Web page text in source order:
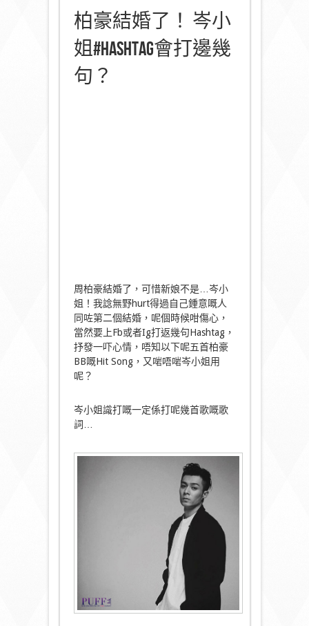
柏豪結婚了！ 岑小
姐#Hashtag會打邊幾
句？
周柏豪結婚了，可惜新娘不是…岑小
姐！我諗無野hurt得過自己鍾意嘅人
同咗第二個結婚，呢個時候咁傷心，
當然要上Fb或者Ig打返幾句Hashtag，
抒發一吓心情，唔知以下呢五首柏豪
BB嘅Hit Song，又啱唔啱岑小姐用
呢？
岑小姐識打嘅一定係打呢幾首歌嘅歌
詞…